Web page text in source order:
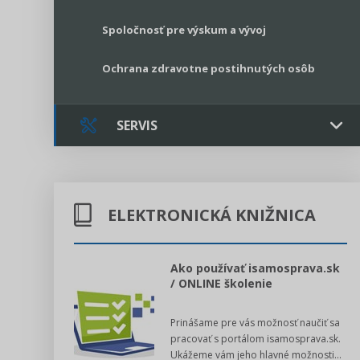
Spoločnosť pre výskum a vývoj
Ochrana zdravotne postihnutých osôb
SERVIS
Online poradenstvo
Register neziskových organizácií
Legislatívne správy
ELEKTRONICKÁ KNIŽNICA
Ako používať isamosprava.sk
/ ONLINE školenie
Prinášame pre vás možnosť naučiť sa
pracovať s portálom isamosprava.sk.
Ukážeme vám jeho hlavné možnosti...